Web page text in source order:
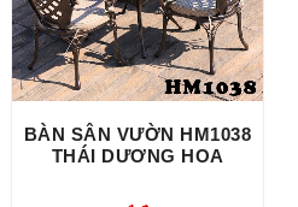
BÀN SÂN VƯỜN HM1038
THÁI DƯƠNG HOA